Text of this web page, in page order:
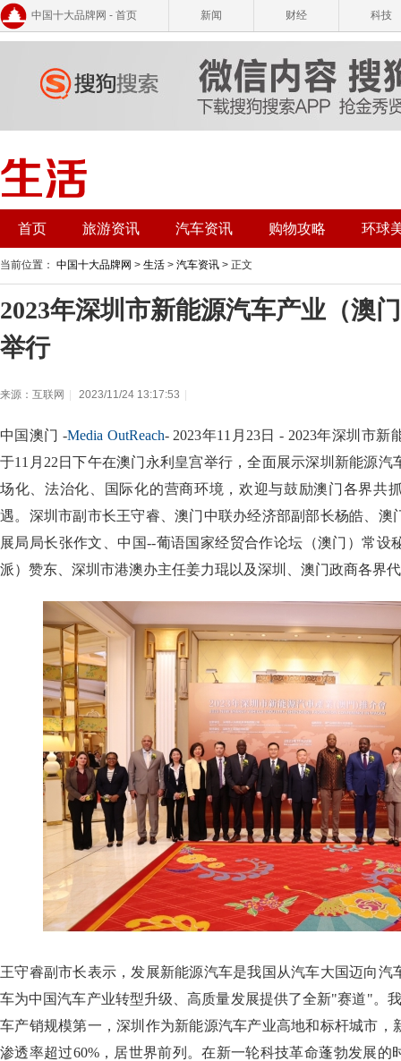
中国十大品牌网 - 首页 新闻 财经 科技
首页 旅游资讯 汽车资讯 购物攻略 环球
当前位置： 中国十大品牌网 > 生活 > 汽车资讯 > 正文
2023年深圳市新能源汽车产业（澳
举行
来源：互联网 2023/11/24 13:17:53
中国澳门 -Media OutReach- 2023年11月23日 - 2023年深圳市
于11月22日下午在澳门永利皇宫举行，全面展示深圳新能源汽
场化、法治化、国际化的营商环境，欢迎与鼓励澳门各界共
遇。深圳市副市长王守睿、澳门中联办经济部副部长杨皓、澳
展局局长张作文、中国--葡语国家经贸合作论坛（澳门）常设
派）赞东、深圳市港澳办主任姜力琨以及深圳、澳门政商各界
王守睿副市长表示，发展新能源汽车是我国从汽车大国迈向汽
车为中国汽车产业转型升级、高质量发展提供了全新"赛道"。
车产销规模第一，深圳作为新能源汽车产业高地和标杆城市，
渗透率超过60%，居世界前列。在新一轮科技革命蓬勃发展的